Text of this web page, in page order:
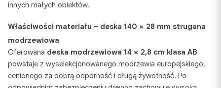
innych małych obiektów.
Właściwości materiału – deska 140 × 28 mm strugana
modrzewiowa
Oferowana deska modrzewiowa 14 × 2,8 cm klasa AB
powstaje z wyselekcjonowanego modrzewia europejskiego,
cenionego za dobrą odporność i długą żywotność. Po